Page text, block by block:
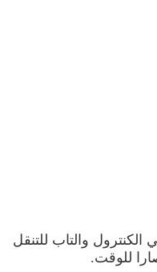
والتاب للتنقل
للوقت.